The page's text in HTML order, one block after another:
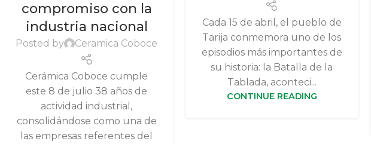
compromiso con la
industria nacional
Posted by Ceramica Coboce
Cerámica Coboce cumple
este 8 de julio 38 años de
actividad industrial,
consolidándose como una de
las empresas referentes del
Cada 15 de abril, el pueblo de
Tarija conmemora uno de los
episodios más importantes de
su historia: la Batalla de la
Tablada, aconteci...
CONTINUE READING